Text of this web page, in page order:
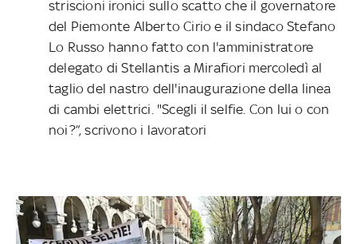
striscioni ironici sullo scatto che il governatore
del Piemonte Alberto Cirio e il sindaco Stefano
Lo Russo hanno fatto con l'amministratore
delegato di Stellantis a Mirafiori mercoledì al
taglio del nastro dell'inaugurazione della linea
di cambi elettrici. "Scegli il selfie. Con lui o con
noi?”, scrivono i lavoratori